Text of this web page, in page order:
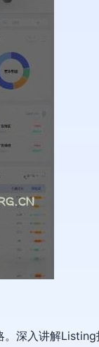
。深入讲解